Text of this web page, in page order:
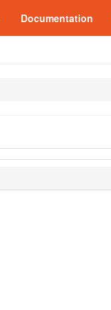
Documentation